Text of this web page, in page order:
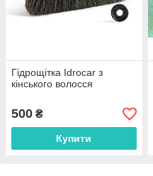
Гідрощітка Idrocar з
кінського волосся
500 ₴
Купити